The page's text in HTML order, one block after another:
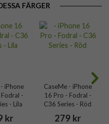
FÄRGER
iPhone
-
- Lila
kr
CaseMe - iPhone
16 Pro - Fodral -
C36 Series - Röd
279 kr